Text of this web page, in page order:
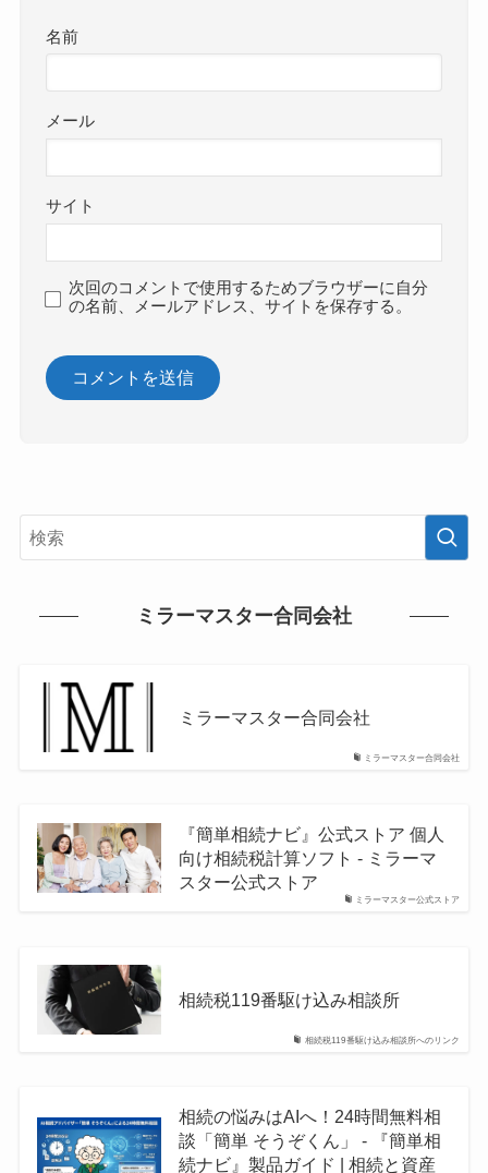
名前
メール
サイト
次回のコメントで使用するためブラウザーに自分
の名前、メールアドレス、サイトを保存する。
ミラーマスター合同会社
ミラーマスター合同会社
ミラーマスター合同会社
ミラーマスター公式ストア
『簡単相続ナビ』公式ストア 個人
向け相続税計算ソフト - ミラーマ
スター公式ストア
相続税119番駆け込み相談所へのリンク
相続税119番駆け込み相談所
相続の悩みはAIへ！24時間無料相
談「簡単 そうぞくん」 - 『簡単相
続ナビ』製品ガイド | 相続と資産